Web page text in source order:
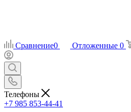
Сравнение0 Отложенные 0
Телефоны
+7 985 853-44-41